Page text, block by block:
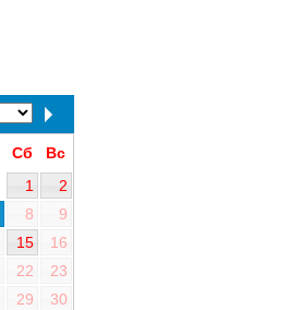
Сб
Вс
1
2
8
9
15
16
22
23
29
30